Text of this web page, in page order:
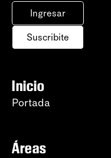
Ingresar
Suscribite
Inicio
Portada
Áreas